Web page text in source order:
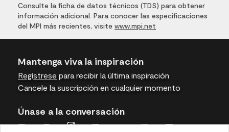
Consulte la ficha de datos técnicos (TDS) para obtener
información adicional. Para conocer las especificaciones
del MPI más recientes, visite www.mpi.net
Mantenga viva la inspiración
Regístrese para recibir la última inspiración
Cancele la suscripción en cualquier momento
Únase a la conversación